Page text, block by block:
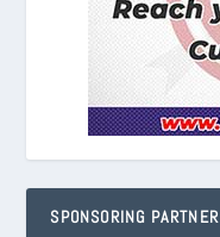
SPONSORING PARTNER